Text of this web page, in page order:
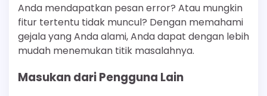
Anda mendapatkan pesan error? Atau mungkin
fitur tertentu tidak muncul? Dengan memahami
gejala yang Anda alami, Anda dapat dengan lebih
mudah menemukan titik masalahnya.
Masukan dari Pengguna Lain